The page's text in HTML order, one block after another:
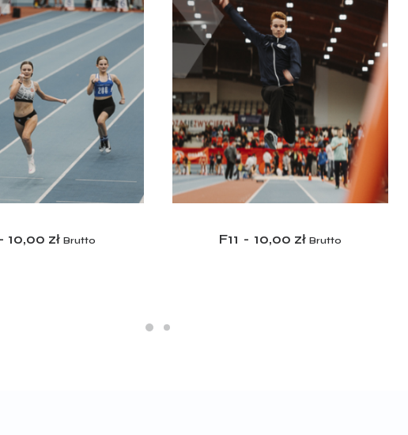
ADD TO CART
10,00 zł Brutto ADD TO CART
F11 10,00 zł Brutto